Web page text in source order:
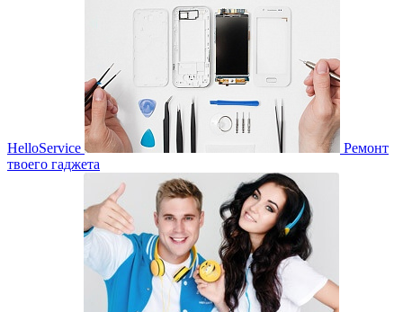
HelloService
Ремонт
твоего гаджета